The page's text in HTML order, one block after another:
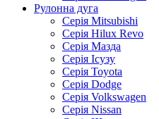
Рулонна дуга
Серія Mitsubishi
Серія Hilux Revo
Серія Мазда
Серія Ісузу
Серія Toyota
Серія Dodge
Серія Volkswagen
Серія Nissan